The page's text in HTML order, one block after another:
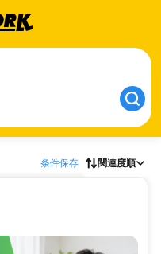
条件保存 関連度順